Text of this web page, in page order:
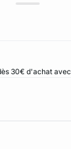
30€ d'achat avec